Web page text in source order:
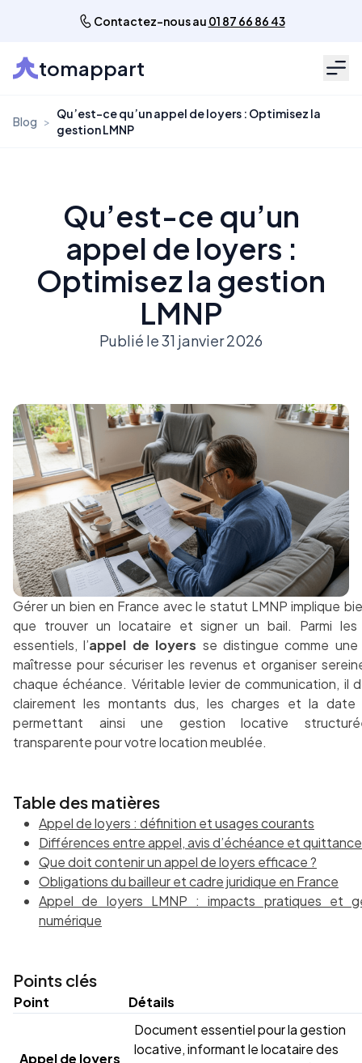
Contactez-nous au 01 87 66 86 43
tomappart
Blog >
Qu’est-ce qu’un appel de loyers : Optimisez la
gestion LMNP
Qu’est-ce qu’un
appel de loyers :
Optimisez la gestion
LMNP
Publié le 31 janvier 2026
Gérer un bien en France avec le statut LMNP implique
que trouver un locataire et signer un bail. Parmi les
essentiels, l’appel de loyers se distingue comme
maîtresse pour sécuriser les revenus et organiser
chaque échéance. Véritable levier de communication, il
clairement les montants dus, les charges et la date
permettant ainsi une gestion locative
transparente pour votre location meublée.
Table des matières
Appel de loyers : définition et usages courants
Différences entre appel, avis d’échéance et quittance
Que doit contenir un appel de loyers efficace ?
Obligations du bailleur et cadre juridique en France
Appel de loyers LMNP : impacts pratiques et
numérique
Points clés
Point Détails
Appel de loyers
Document essentiel pour la gestion
locative, informant le locataire des